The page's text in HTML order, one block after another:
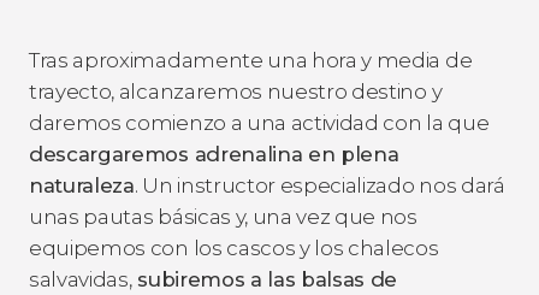
Tras aproximadamente una hora y media de
trayecto, alcanzaremos nuestro destino y
daremos comienzo a una actividad con la que
descargaremos adrenalina en plena
naturaleza. Un instructor especializado nos dará
unas pautas básicas y, una vez que nos
equipemos con los cascos y los chalecos
salvavidas,subiremos a las balsas de